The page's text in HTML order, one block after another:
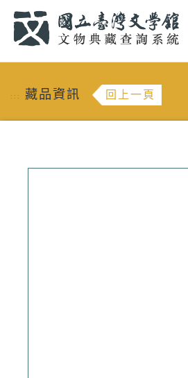
::: 藏品資訊 回上一頁